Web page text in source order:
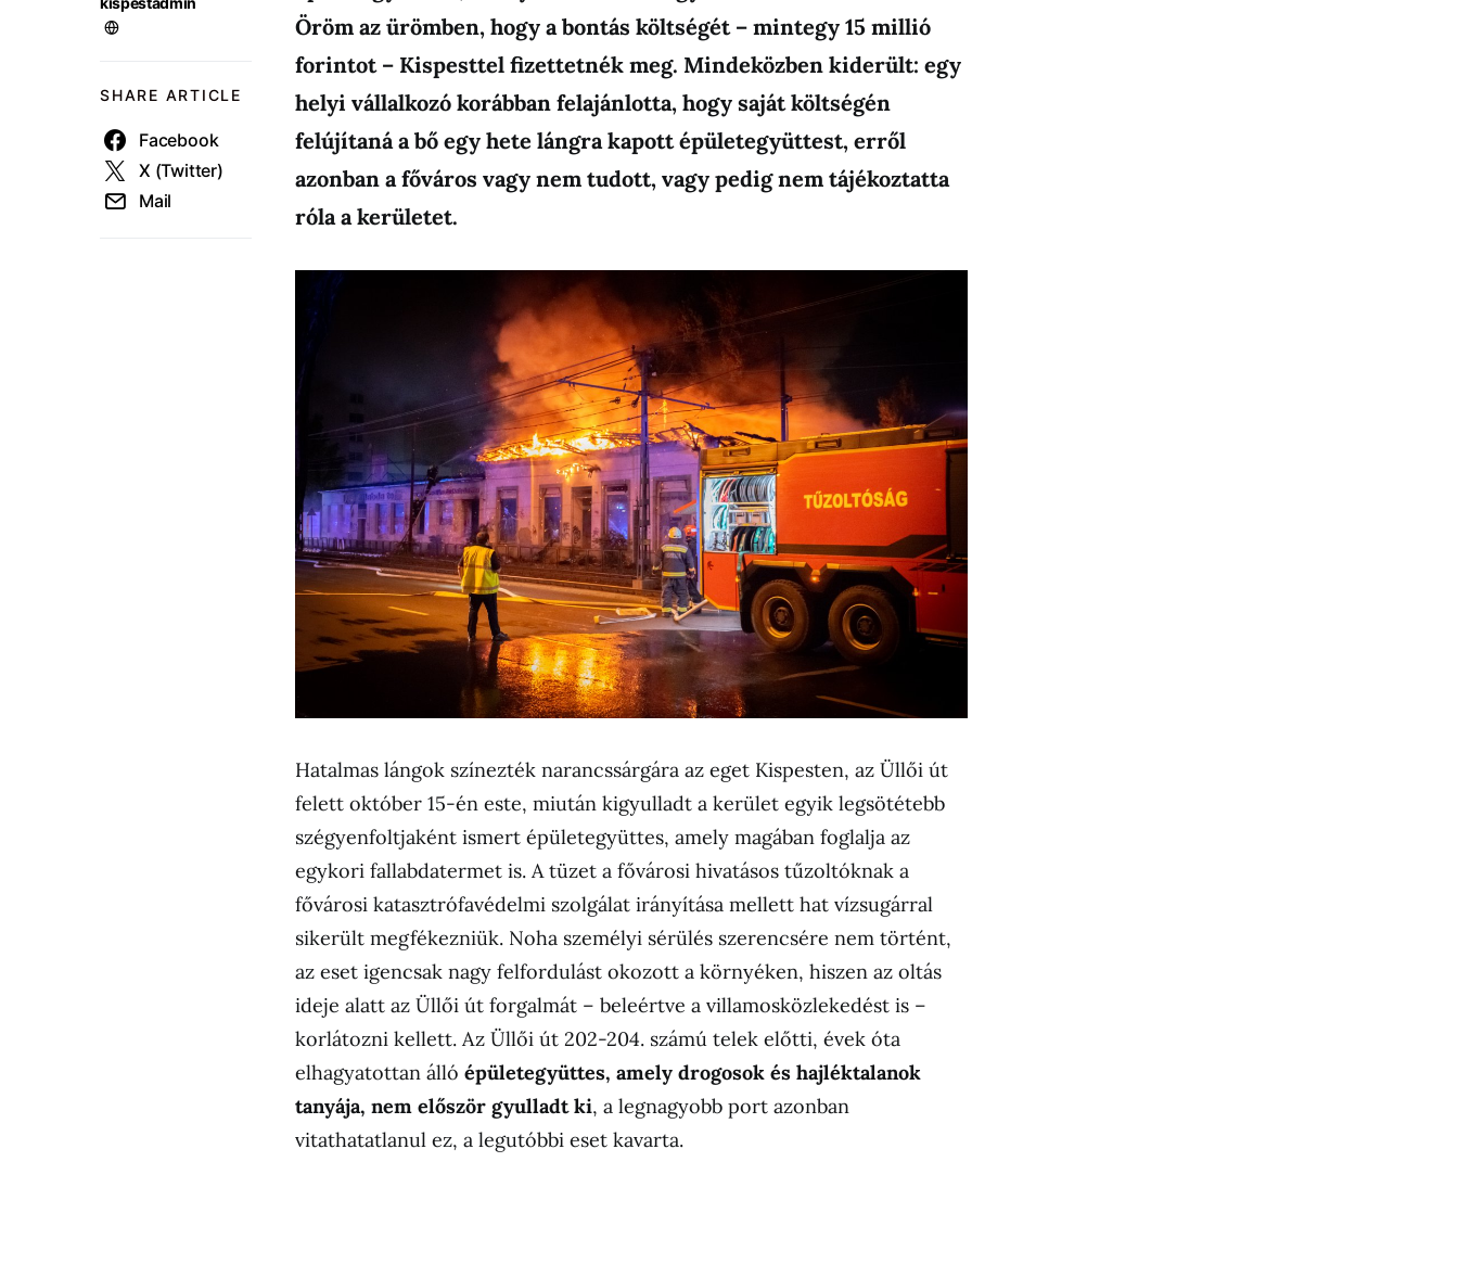
SHARE ARTICLE
Facebook
X (Twitter)
Mail
Öröm az ürömben, hogy a bontás költségét – mintegy 15 millió
forintot – Kispesttel fizettetnék meg. Mindeközben kiderült: egy
helyi vállalkozó korábban felajánlotta, hogy saját költségén
felújítaná a bő egy hete lángra kapott épületegyüttest, erről
azonban a főváros vagy nem tudott, vagy pedig nem tájékoztatta
róla a kerületet.
Hatalmas lángok színezték narancssárgára az eget Kispesten, az Üllői út
felett október 15-én este, miután kigyulladt a kerület egyik legsötétebb
szégyenfoltjaként ismert épületegyüttes, amely magában foglalja az
egykori fallabdatermet is. A tüzet a fővárosi hivatásos tűzoltóknak a
fővárosi katasztrófavédelmi szolgálat irányítása mellett hat vízsugárral
sikerült megfékezniük. Noha személyi sérülés szerencsére nem történt,
az eset igencsak nagy felfordulást okozott a környéken, hiszen az oltás
ideje alatt az Üllői út forgalmát – beleértve a villamosközlekedést is –
korlátozni kellett. Az Üllői út 202-204. számú telek előtti, évek óta
elhagyatottan álló épületegyüttes, amely drogosok és hajléktalanok
tanyája, nem először gyulladt ki, a legnagyobb port azonban
vitathatatlanul ez, a legutóbbi eset kavarta.